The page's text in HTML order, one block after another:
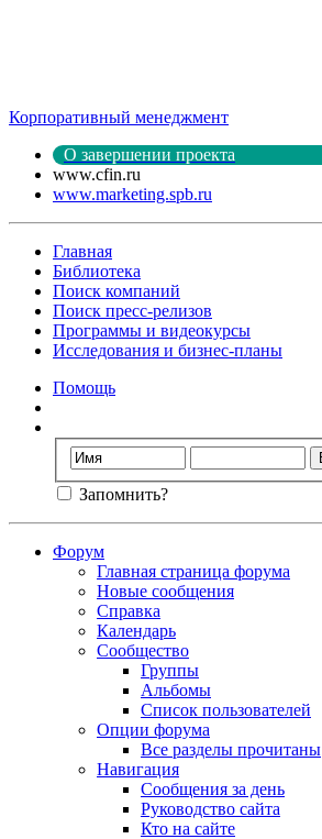
Корпоративный менеджмент
О завершении проекта
www.cfin.ru
www.marketing.spb.ru
Главная
Библиотека
Поиск компаний
Поиск пресс-релизов
Программы и видеокурсы
Исследования и бизнес-планы
Помощь
Запомнить?
Форум
Главная страница форума
Новые сообщения
Справка
Календарь
Сообщество
Группы
Альбомы
Список пользователей
Опции форума
Все разделы прочитаны
Навигация
Сообщения за день
Руководство сайта
Кто на сайте